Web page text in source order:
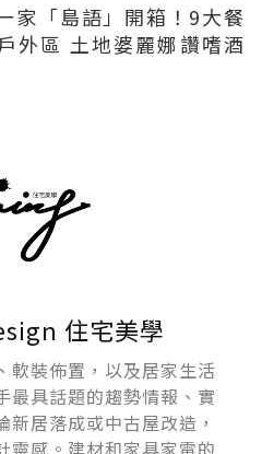
家「島語」開箱！9大餐
外區 土地婆麗娜讚嗜酒
住宅美學
軟裝佈置，以及居家生活
最具話題的趨勢情報、實
居落成或中古屋改造，
靈感。建材和家具家電的